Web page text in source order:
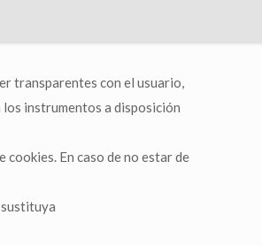
transparentes con el usuario,
instrumentos a disposición
En caso de no estar de